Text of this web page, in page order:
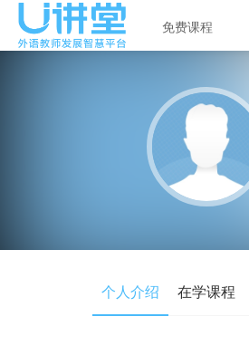
免费课程
个人介绍 在学课程